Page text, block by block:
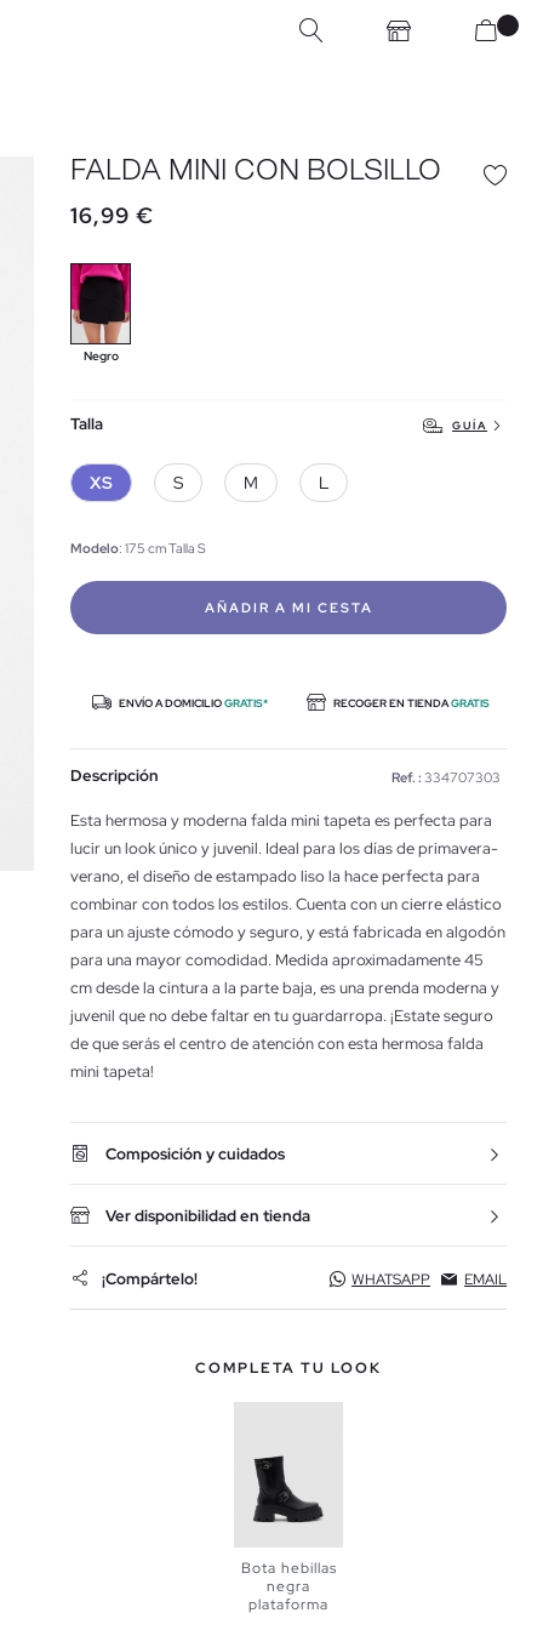
FALDA MINI CON BOLSILLO
16,99 €
Negro
Talla GUÍA
XS S M L
Modelo: 175 cm Talla S
AÑADIR A MI CESTA
ENVÍO A DOMICILIOGRATIS* RECOGER EN TIENDAGRATIS
Descripción Ref. : 334707303
Esta hermosa y moderna falda mini tapeta es perfecta para
lucir un look único y juvenil. Ideal para los días de primavera-
verano, el diseño de estampado liso la hace perfecta para
combinar con todos los estilos. Cuenta con un cierre elástico
para un ajuste cómodo y seguro, y está fabricada en algodón
para una mayor comodidad. Medida aproximadamente 45
cm desde la cintura a la parte baja, es una prenda moderna y
juvenil que no debe faltar en tu guardarropa. ¡Estate seguro
de que serás el centro de atención con esta hermosa falda
mini tapeta!
Composición y cuidados
Ver disponibilidad en tienda
¡Compártelo! WHATSAPP EMAIL
COMPLETA TU LOOK
Bota hebillas
negra
plataforma